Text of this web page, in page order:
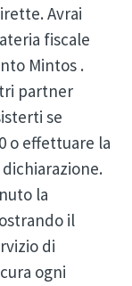
Avrai
fiscale
Mintos .
partner
se
o effettuare la
la
il
di
ogni